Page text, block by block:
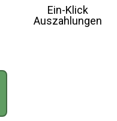
Ein-Klick
Auszahlungen